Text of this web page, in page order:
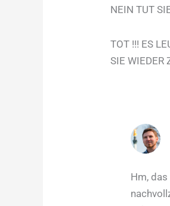
NEIN TUT
TOT !!! ES
SIE WIEDER
Hm,